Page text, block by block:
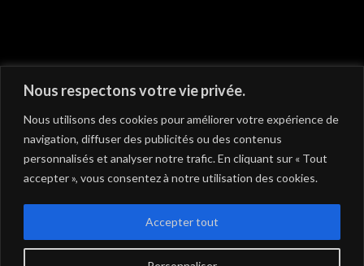
Nous respectons votre vie privée.
Nous utilisons des cookies pour améliorer votre expérience de
navigation, diffuser des publicités ou des contenus
personnalisés et analyser notre trafic. En cliquant sur « Tout
accepter », vous consentez à notre utilisation des cookies.
Accepter tout